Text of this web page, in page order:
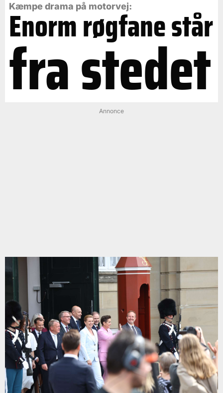
Kæmpe drama på motorvej:
Enorm røgfane står
fra stedet
Annonce